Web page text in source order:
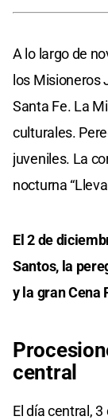
A lo largo de
los Misioneros
Santa Fe. La
culturales.
juveniles. La
nocturna
El 2 de
Santos, la
y la gran Cena
central
El día central,